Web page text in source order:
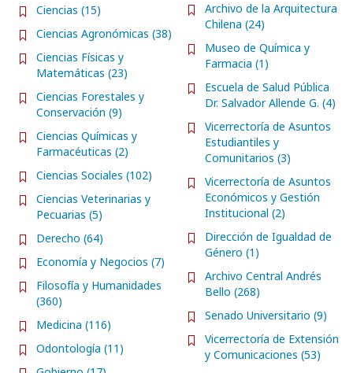
Ciencias (15)
Ciencias Agronómicas (38)
Ciencias Físicas y
Matemáticas (23)
Ciencias Forestales y
Conservación (9)
Ciencias Químicas y
Farmacéuticas (2)
Ciencias Sociales (102)
Ciencias Veterinarias y
Pecuarias (5)
Derecho (64)
Economía y Negocios (7)
Filosofía y Humanidades
(360)
Medicina (116)
Odontología (11)
Archivo de la Arquitectura
Chilena (24)
Museo de Química y
Farmacia (1)
Escuela de Salud Pública
Dr. Salvador Allende G. (4)
Vicerrectoría de Asuntos
Estudiantiles y
Comunitarios (3)
Vicerrectoría de Asuntos
Económicos y Gestión
Institucional (2)
Dirección de Igualdad de
Género (1)
Archivo Central Andrés
Bello (268)
Senado Universitario (9)
Vicerrectoría de Extensión
y Comunicaciones (53)